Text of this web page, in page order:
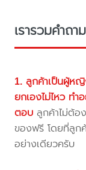
เรารวมคำถ
1. ลูกค้าเป็นผู้ห
ยกเองไม่ไหว ทำ
ตอบ ลูกค้าไม่ต้อ
ของฟรี โดยที่ลูก
อย่างเดียวครับ